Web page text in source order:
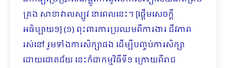
គ្រង សាខាវាលស្បូវ នាពេលនេះ។ [ផ្ដើមសេចក្ដី
អធិប្បាយ១] (១) ពុះពារការប្រឈមពីការងារ ជីវភាព
រស់នៅ រួមទាំងការសិក្សាផង ដើម្បីបញ្ចប់ការសិក្សា
ដោយជោគជ័យ នេះក៏ជាកម្មវិធីទី១ ក្រោយពីរាជ